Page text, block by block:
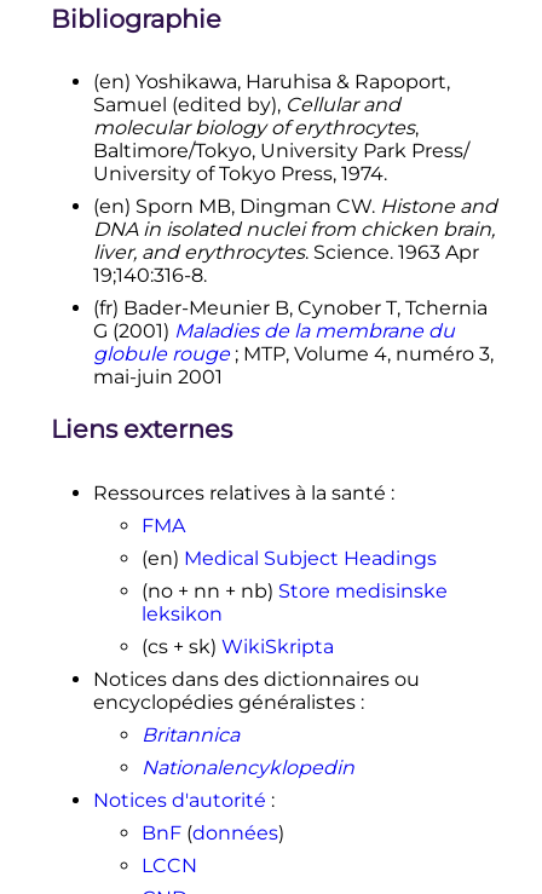
Bibliographie
(en) Yoshikawa, Haruhisa & Rapoport,
Samuel (edited by), Cellular and
molecular biology of erythrocytes,
Baltimore/Tokyo, University Park Press/
University of Tokyo Press, 1974.
(en) Sporn MB, Dingman CW. Histone and
DNA in isolated nuclei from chicken brain,
liver, and erythrocytes. Science. 1963 Apr
19;140:316-8.
(fr) Bader-Meunier B, Cynober T, Tchernia
G (2001) Maladies de la membrane du
globule rouge ; MTP, Volume 4, numéro 3,
mai-juin 2001
Liens externes
Ressources relatives à la santé :
FMA
(en) Medical Subject Headings
(no + nn + nb) Store medisinske
leksikon
(cs + sk) WikiSkripta
Notices dans des dictionnaires ou
encyclopédies généralistes:
Britannica
Nationalencyklopedin
Notices d'autorité :
BnF(données)
LCCN